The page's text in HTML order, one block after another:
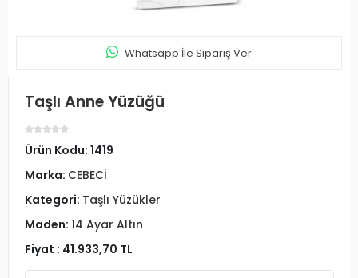
Whatsapp İle Sipariş Ver
Taşlı Anne Yüzüğü
Ürün Kodu: 1419
Marka: CEBECİ
Kategori: Taşlı Yüzükler
Maden: 14 Ayar Altın
Fiyat : 41.933,70 TL